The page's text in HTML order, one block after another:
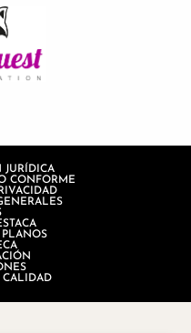
JURÍDICA
CONFORME
CALIDAD